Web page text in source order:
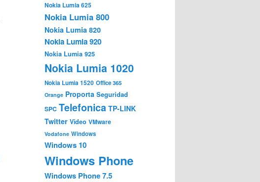
Nokia Lumia 625
Nokia Lumia 800
Nokia Lumia 820
Nokia Lumia 920
Nokia Lumia 925
Nokia Lumia 1020
Nokia Lumia 1520 Office 365
Orange Proporta Seguridad
SPC Telefonica TP-LINK
Twitter Video VMware
Vodafone Windows
Windows 10
Windows Phone
Windows Phone 7.5